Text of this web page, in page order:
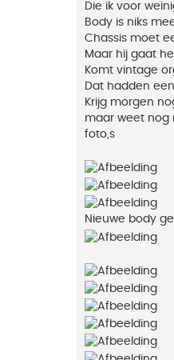
c
h
Die ik voor
Body is niks
Chassis moet
Maar hij gaat
Komt vintage
Dat hadden
Krijg morgen
maar weet nog
foto,s
Nieuwe body